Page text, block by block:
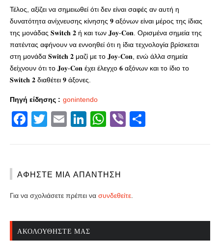
Τέλος, αξίζει να σημειωθεί ότι δεν είναι σαφές αν αυτή η
δυνατότητα ανίχνευσης κίνησης 𝟗 αξόνων είναι μέρος της ίδιας
της μονάδας 𝐒𝐰𝐢𝐭𝐜𝐡 𝟐 ή και των 𝐉𝐨𝐲-𝐂𝐨𝐧. Ορισμένα σημεία της
πατέντας αφήνουν να εννοηθεί ότι η ίδια τεχνολογία βρίσκεται
στη μονάδα 𝐒𝐰𝐢𝐭𝐜𝐡 𝟐 μαζί με το 𝐉𝐨𝐲-𝐂𝐨𝐧, ενώ άλλα σημεία
δείχνουν ότι το 𝐉𝐨𝐲-𝐂𝐨𝐧 έχει έλεγχο 𝟔 αξόνων και το ίδιο το
𝐒𝐰𝐢𝐭𝐜𝐡 𝟐 διαθέτει 𝟗 άξονες.
Πηγή είδησης : gonintendo
Facebook
Twitter
EmailLinkedIn
WhatsApp
Viber
ΑΦΉΣΤΕ ΜΙΑ ΑΠΆΝΤΗΣΗ
Για να σχολιάσετε πρέπει να συνδεθείτε
ΑΚΟΛΟΥΘΉΣΤΕ ΜΑΣ